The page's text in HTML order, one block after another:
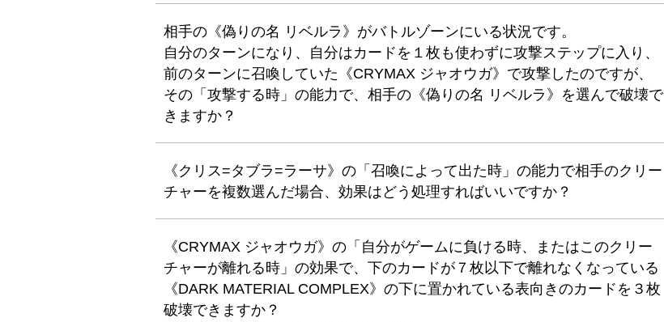
相手の《偽りの名 リベルラ》がバトルゾーンにいる状況です。
自分のターンになり、自分はカードを１枚も使わずに攻撃ステップに入り、
前のターンに召喚していた《CRYMAX ジャオウガ》で攻撃したのですが、
その「攻撃する時」の能力で、相手の《偽りの名 リベルラ》を選んで破壊で
きますか？
《クリス=タブラ=ラーサ》の「召喚によって出た時」の能力で相手のクリー
チャーを複数選んだ場合、効果はどう処理すればいいですか？
《CRYMAX ジャオウガ》の「自分がゲームに負ける時、またはこのクリー
チャーが離れる時」の効果で、下のカードが７枚以下で離れなくなっている
《DARK MATERIAL COMPLEX》の下に置かれている表向きのカードを３枚
破壊できますか？